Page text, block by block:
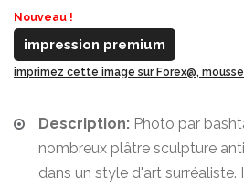
Nouveau !
impression premium
imprimez cette image sur Forex@,
Description: Photo par
nombreux plâtre sculpture
dans un style d'art